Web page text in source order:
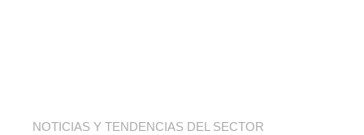
NOTICIAS Y TENDENCIAS DEL SECTOR